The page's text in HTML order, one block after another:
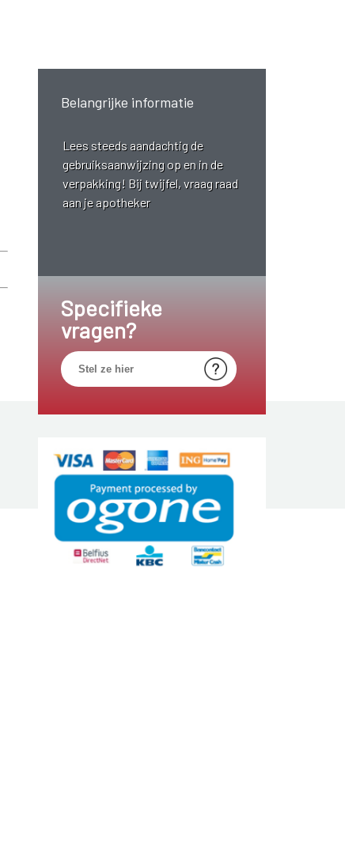
Belangrijke informatie
Lees steeds aandachtig de
gebruiksaanwijzing op en in de
verpakking! Bij twijfel, vraag raad
aan je apotheker
Specifieke
vragen?